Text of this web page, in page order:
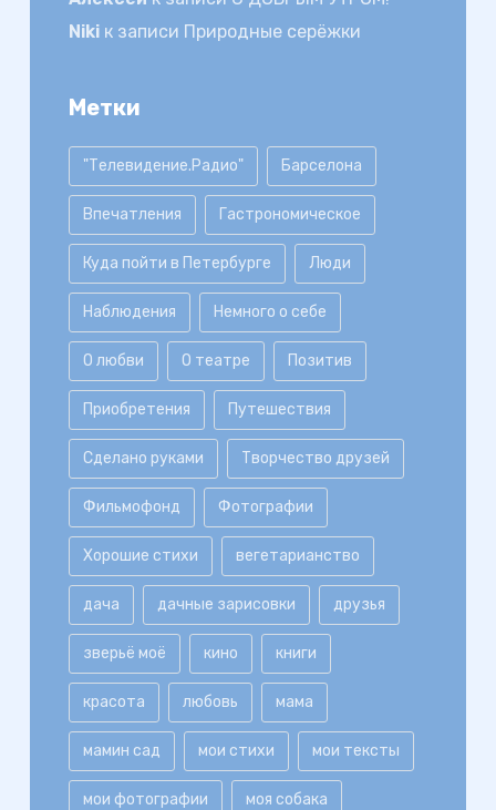
Nikiк записи Природные серёжки
Метки
"Телевидение.Радио" Барселона
Впечатления Гастрономическое
Куда пойти в Петербурге Люди
Наблюдения Немного о себе
О любви О театре Позитив
Приобретения Путешествия
Сделано руками Творчество друзей
Фильмофонд Фотографии
Хорошие стихи вегетарианство
дача дачные зарисовки друзья
зверьё моё кино книги
красота любовь мама
мамин сад мои стихи мои тексты
мои фотографии моя собака